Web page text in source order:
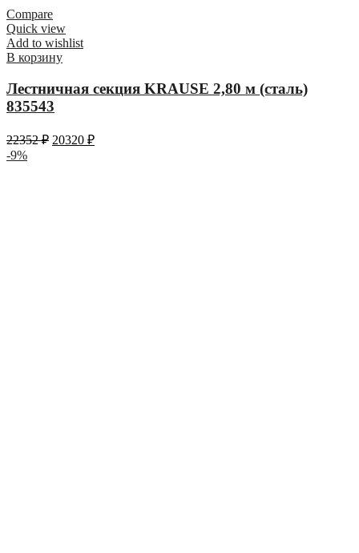
Compare
Quick view
Add to wishlist
В корзину
Лестничная секция KRAUSE 2,80 м (сталь)
835543
22352₽ 20320 ₽
-9%